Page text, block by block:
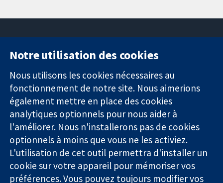
Des données
probantes.
Des décisions
éclairées.
Une meilleure
santé.
11-13 Cavendish
Square
Londres
W1G0AN
Royaume-Uni
nous
Actualités
Service de
presse
Qui sommes-
nous
Offres
d'emploi
Library
Notre utilisation des cookies
Nous utilisons les cookies nécessaires au
fonctionnement de notre site. Nous aimerions
également mettre en place des cookies
analytiques optionnels pour nous aider à
l'améliorer. Nous n'installerons pas de cookies
optionnels à moins que vous ne les activiez.
L'utilisation de cet outil permettra d'installer un
cookie sur votre appareil pour mémoriser vos
préférences. Vous pouvez toujours modifier vos